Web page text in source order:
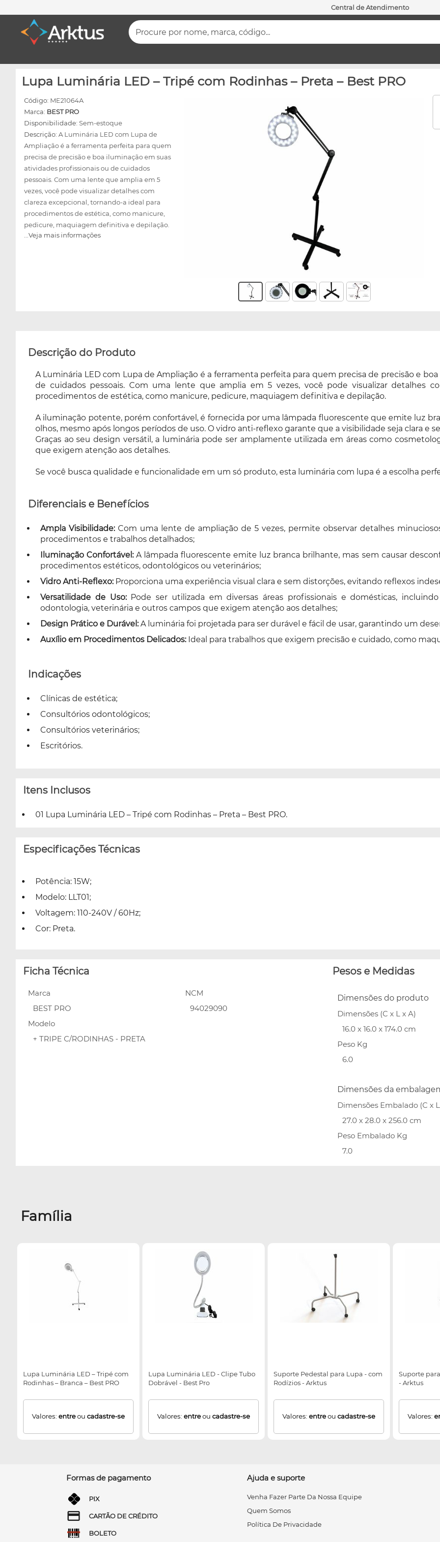
Central de Atendimento
Procure por nome, marca, código...
Lupa Luminária LED – Tripé com Rodinhas – Preta – Best PRO
Código: ME21064A
Marca: BEST PRO
Disponibilidade: Sem-estoque
Descrição: A Luminária LED com Lupa de
Ampliação é a ferramenta perfeita para quem
precisa de precisão e boa iluminação em suas
atividades profissionais ou de cuidados
pessoais. Com uma lente que amplia em 5
vezes, você pode visualizar detalhes com
clareza excepcional, tornando-a ideal para
procedimentos de estética, como manicure,
pedicure, maquiagem definitiva e depilação.
A iluminação potente, porém confortável, é
detalhes. Se você busca qualidade e
funcionalidade em um só produto, esta
luminária com lupa é a escolha perfeita para
você!
...Veja mais informações
Descrição do Produto
A Luminária LED com Lupa de Ampliação é a ferramenta perfeita para quem precisa de precisão e
de cuidados pessoais. Com uma lente que amplia em 5 vezes, você pode visualizar detalhes
procedimentos de estética, como manicure, pedicure, maquiagem definitiva e depilação.
A iluminação potente, porém confortável, é fornecida por uma lâmpada fluorescente que emite luz
olhos, mesmo após longos períodos de uso. O vidro anti-reflexo garante que a visibilidade seja clara e
Graças ao seu design versátil, a luminária pode ser amplamente utilizada em áreas como
que exigem atenção aos detalhes.
Se você busca qualidade e funcionalidade em um só produto, esta luminária com lupa é a escolha
Diferenciais e Benefícios
Ampla Visibilidade:Com uma lente de ampliação de 5 vezes, permite observar detalhes
procedimentos e trabalhos detalhados;
Iluminação Confortável:A lâmpada fluorescente emite luz branca brilhante, mas sem causar
procedimentos estéticos, odontológicos ou veterinários;
Vidro Anti-Reflexo:Proporciona uma experiência visual clara e sem distorções, evitando reflexos
Versatilidade de Uso:Pode ser utilizada em diversas áreas profissionais e domésticas,
odontologia, veterinária e outros campos que exigem atenção aos detalhes;
Design Prático e Durável:A luminária foi projetada para ser durável e fácil de usar, garantindo um
Auxílio em Procedimentos Delicados:Ideal para trabalhos que exigem precisão e cuidado, como
Indicações
Clínicas de estética;
Consultórios odontológicos;
Consultórios veterinários;
Escritórios.
Itens Inclusos
01 Lupa Luminária LED – Tripé com Rodinhas – Preta – Best PRO.
Especificações Técnicas
Potência: 15W;
Modelo: LLT01;
Voltagem: 110-240V / 60Hz;
Cor: Preta.
Ficha Técnica
Marca
BEST PRO
Modelo
+ TRIPE C/RODINHAS - PRETA
NCM
94029090
Pesos e Medidas
Dimensões do produto
Dimensões (C x L x A)
16.0 x 16.0 x 174.0 cm
Peso Kg
6.0
Dimensões da
Dimensões Embalado (C x
27.0 x 28.0 x 256.0 cm
Peso Embalado Kg
7.0
Família
Lupa Luminária LED – Tripé com
Rodinhas – Branca – Best PRO
Valores: entreou cadastre-se
Lupa Luminária LED - Clipe Tubo
Dobrável - Best Pro
Valores: entreou cadastre-se
Suporte Pedestal para Lupa - com
Rodízios - Arktus
Valores: entreou cadastre-se
Suporte
- Arktus
Valores:
Formas de pagamento
PIX
CARTÃO DE CRÉDITO
BOLETO
Ajuda e suporte
Venha Fazer Parte Da Nossa Equipe
Quem Somos
Política De Privacidade